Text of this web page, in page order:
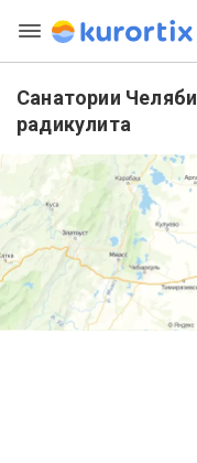
Санатории
радикулита